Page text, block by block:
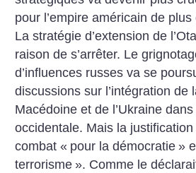
pour l’empire américain de
La stratégie d’extension de
raison de s’arrêter. Le
d’influences russes va se
discussions sur l’intégration de
Macédoine et de l’Ukraine
occidentale. Mais la
combat « pour la démocratie »
terrorisme ». Comme le